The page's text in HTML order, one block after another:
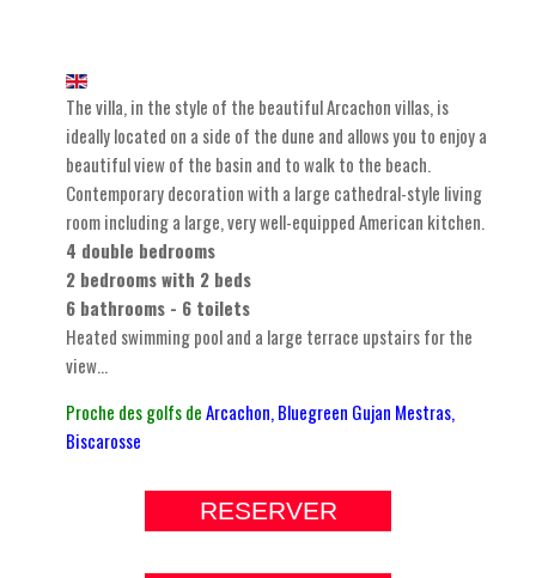
The villa, in the style of the beautiful Arcachon villas, is
ideally located on a side of the dune and allows you to enjoy a
beautiful view of the basin and to walk to the beach.
Contemporary decoration with a large cathedral-style living
room including a large, very well-equipped American kitchen.
4 double bedrooms
2 bedrooms with 2 beds
6 bathrooms - 6 toilets
Heated swimming pool and a large terrace upstairs for the
view…
Proche des golfs deArcachon,Bluegreen Gujan Mestras,
Biscarosse
RESERVER